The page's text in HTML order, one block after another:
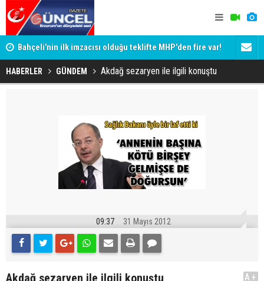
Bahçeli'nin ilk imzacısı olduğu teklifte MHP'den fire var!
İşte imzalamayan o isim
Siyaset-
HABERLER GÜNDEM Akdağ sezaryen ile ilgili konuştu
09:37 31 Mayıs 2012
Akdağ sezaryen ile ilgili konuştu
A+